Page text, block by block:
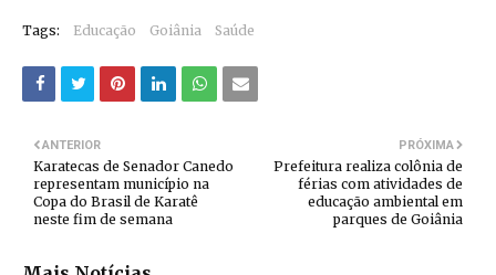
Tags: Educação Goiânia Saúde
PRÓXIMA
Prefeitura realiza colônia de
férias com atividades de
educação ambiental em
parques de Goiânia
ANTERIOR
Karatecas de Senador Canedo
representam município na
Copa do Brasil de Karatê
neste fim de semana